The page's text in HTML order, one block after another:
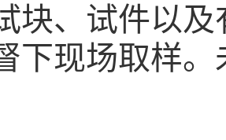
块、试件以
下现场取样